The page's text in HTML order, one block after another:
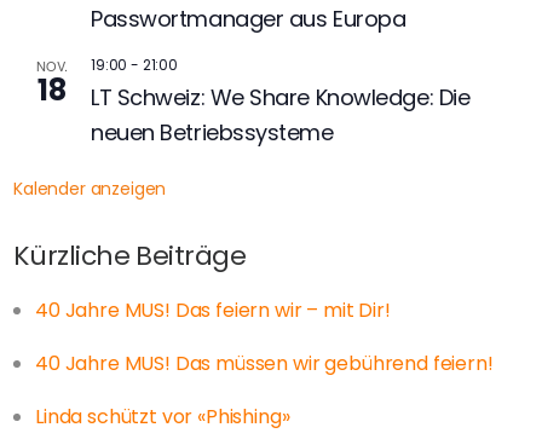
Passwortmanager aus Europa
NOV.
18
19:00 - 21:00
LT Schweiz: We Share Knowledge: Die
neuen Betriebssysteme
Kalender anzeigen
Kürzliche Beiträge
40 Jahre MUS! Das feiern wir – mit Dir!
40 Jahre MUS! Das müssen wir gebührend feiern!
Linda schützt vor «Phishing»